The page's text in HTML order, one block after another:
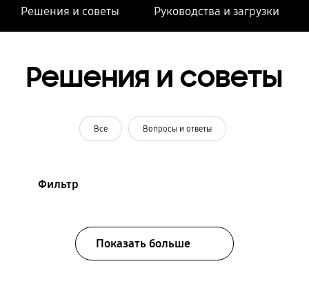
Решения и советы Руководства и загрузки
Решения и советы
Все Вопросы и ответы
Фильтр
Показать больше